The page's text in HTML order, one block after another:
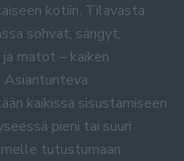
kotiin. Tilavasta
sohvat, sängyt,
matot – kaiken
kaikissa sisustamiseen
pieni tai suuri
tutustumaan